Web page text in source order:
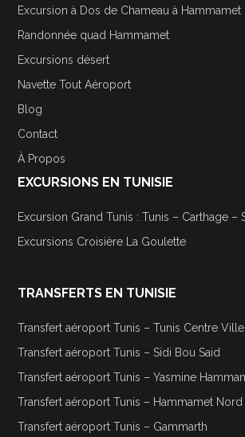
Excursion à Dos de Chameau à Hammamet
Randonnée quad Hammamet
Excursions désert
Navette Tout Aéroport
Blog
Contact
À Propos
EXCURSIONS EN TUNISIE
Excursion Grand Tunis : Tunis – Carthage –
Excursions Croisière La Goulette
TRANSFERTS EN TUNISIE
Transfert aéroport Tunis – Tunis Centre Ville
Transfert aéroport Tunis – Sidi Bou Said
Transfert aéroport Tunis – Yasmine
Transfert aéroport Tunis – Hammamet Nord
Transfert aéroport Tunis – Gammarth